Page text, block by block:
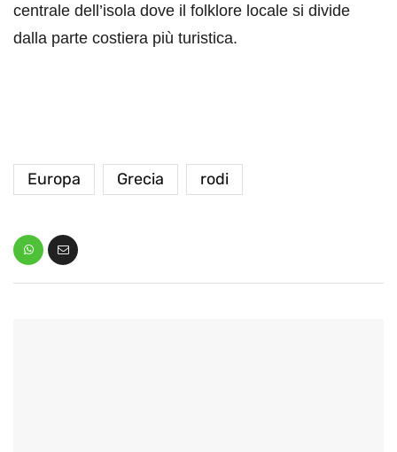
centrale dell’isola dove il folklore locale si divide
dalla parte costiera più turistica.
Europa Grecia rodi